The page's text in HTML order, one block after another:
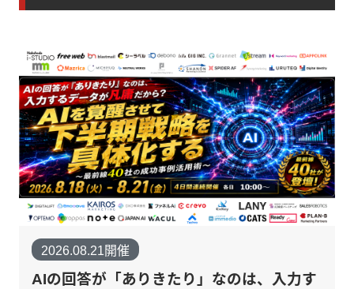
2026.08.21開催
AIの回答が「ありきたり」なのは、入力す